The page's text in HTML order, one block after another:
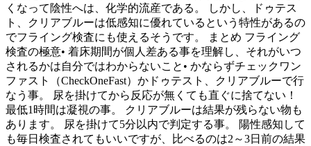
くなって陰性へは、化学的流産である。 しかし、ドゥテス
ト、クリアブルーは低感知に優れているという特性があるの
でフライング検査にも使えるそうです。 まとめ フライング
検査の極意• 着床期間が個人差ある事を理解し、それがいつ
されるかは自分ではわからないこと• かならずチェックワン
ファスト（CheckOneFast）かドゥテスト、クリアブルーで行
なう事。 尿を掛けてから反応が無くても直ぐに捨てない！
最低1時間は凝視の事。 クリアブルーは結果が残らない物も
あります。 尿を掛けて5分以内で判定する事。 陽性感知して
も毎日検査されてもいいですが、比べるのは2～3日前の結果